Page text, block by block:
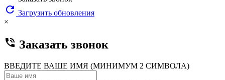
refresh Загрузить обновления
×
phone_in_talk Заказать звонок
ВВЕДИТЕ ВАШЕ ИМЯ (МИНИМУМ 2 СИМВОЛА)